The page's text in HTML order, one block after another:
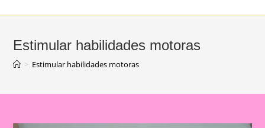
Estimular habilidades motoras
> Estimular habilidades motoras